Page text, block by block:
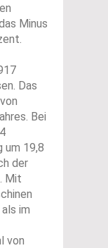
Minus
Das
Bei
um 19,8
der
Mit
im
von